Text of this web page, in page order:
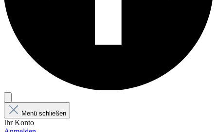
Menü schließen
Ihr Konto